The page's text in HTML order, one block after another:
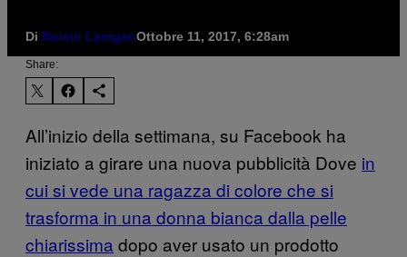
Di Roisin LaniganOttobre 11, 2017, 6:28am
Share:
All’inizio della settimana, su Facebook ha
iniziato a girare una nuova pubblicità Dove in
cui si vede una ragazza di colore che si
trasforma in una donna bianca dalla pelle
chiarissima dopo aver usato un prodotto